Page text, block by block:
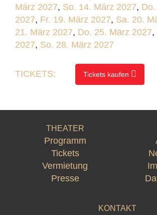
März 2027, So. 14. März 2027,
2027, Fr. 19. März 2027, Sa. 20.
21. März 2027, Do. 25. März 2027,
2027, So. 28. März 2027
TICKETS: Tickets kaufen
THEATER
Programm
Tickets
Vermietung
Presse
KONTAKT